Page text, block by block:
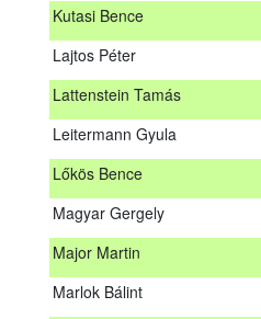
Kutasi Bence
Lajtos Péter
Lattenstein Tamás
Leitermann Gyula
Lőkös Bence
Magyar Gergely
Major Martin
Marlok Bálint
Kovács Dániel
Lattenstein Tamás
Leitermann Gyula